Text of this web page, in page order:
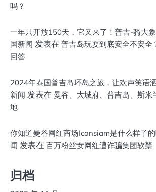
吗？
一年只开放150天，它又来了！普吉-骑大
国新闻 发表在 普吉岛玩耍到底安全不安全
回答
2024年泰国普吉岛环岛之旅，让欢声笑语
新闻 发表在 曼谷、大城府、普吉岛、斯米
地
你知道曼谷网红商场Iconsiam是什么样子
闻 发表在 百万粉丝女网红遭诈骗集团软禁
归档